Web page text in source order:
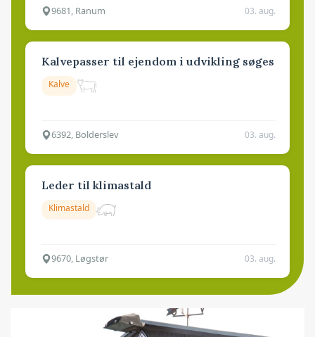
9681, Ranum 03. aug.
Kalvepasser til ejendom i udvikling søges
Kalve
6392, Bolderslev 03. aug.
Leder til klimastald
Klimastald
9670, Løgstør 03. aug.